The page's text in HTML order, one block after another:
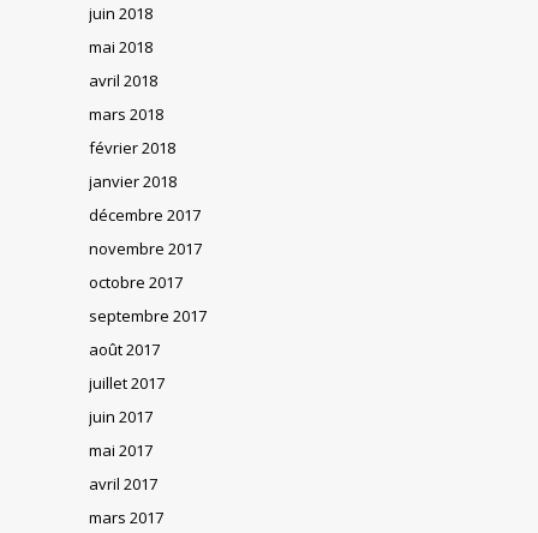
juin 2018
mai 2018
avril 2018
mars 2018
février 2018
janvier 2018
décembre 2017
novembre 2017
octobre 2017
septembre 2017
août 2017
juillet 2017
juin 2017
mai 2017
avril 2017
mars 2017